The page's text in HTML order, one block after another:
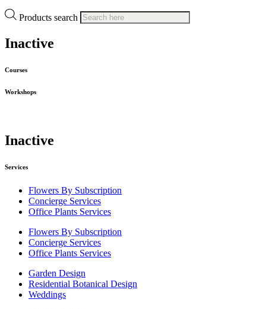
Products search
Inactive
Courses
Workshops
Inactive
Services
Flowers By Subscription
Concierge Services
Office Plants Services
Flowers By Subscription
Concierge Services
Office Plants Services
Garden Design
Residential Botanical Design
Weddings